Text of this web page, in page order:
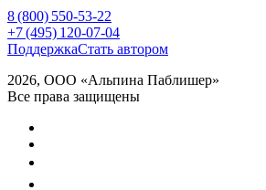
8 (800) 550-53-22
+7 (495) 120-07-04
ПоддержкаСтать автором
2026, ООО «Альпина Паблишер»
Все права защищены